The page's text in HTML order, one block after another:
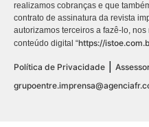
realizamos cobranças e que
contrato de assinatura da revista
autorizamos terceiros a fazê-lo,
conteúdo digital “https://
Política de Privacidade